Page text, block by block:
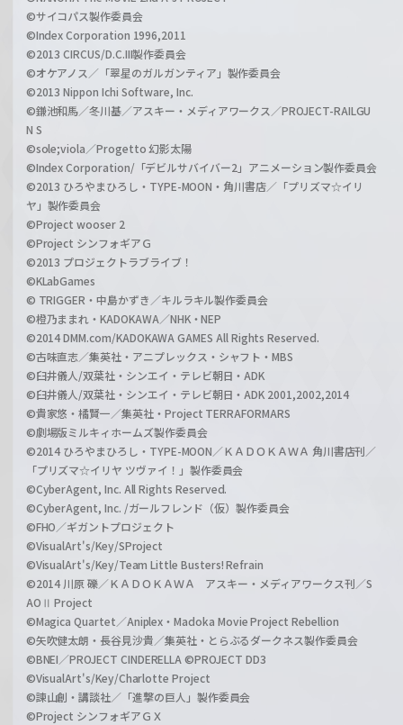
©サイコパス製作委員会
©Index Corporation 1996,2011
©2013 CIRCUS/D.C.III製作委員会
©オケアノス／「翠星のガルガンティア」製作委員会
©2013 Nippon Ichi Software, Inc.
©鎌池和馬／冬川基／アスキー・メディアワークス／PROJECT-RAILGU
N S
©sole;viola／Progetto 幻影太陽
©Index Corporation/「デビルサバイバー2」アニメーション製作委員会
©2013 ひろやまひろし・TYPE-MOON・角川書店／「プリズマ☆イリ
ヤ」製作委員会
©Project wooser 2
©Project シンフォギアＧ
©2013 プロジェクトラブライブ！
©KLabGames
© TRIGGER・中島かずき／キルラキル製作委員会
©橙乃ままれ・KADOKAWA／NHK・NEP
©2014 DMM.com/KADOKAWA GAMES All Rights Reserved.
©古味直志／集英社・アニプレックス・シャフト・MBS
©臼井儀人/双葉社・シンエイ・テレビ朝日・ADK
©臼井儀人/双葉社・シンエイ・テレビ朝日・ADK 2001,2002,2014
©貴家悠・橘賢一／集英社・Project TERRAFORMARS
©劇場版ミルキィホームズ製作委員会
©2014 ひろやまひろし・TYPE-MOON／ＫＡＤＯＫＡＷＡ 角川書店刊／
「プリズマ☆イリヤ ツヴァイ！」製作委員会
©CyberAgent, Inc. All Rights Reserved.
©CyberAgent, Inc. /ガールフレンド（仮）製作委員会
©FHO／ギガントプロジェクト
©VisualArt's/Key/SProject
©VisualArt's/Key/Team Little Busters! Refrain
©2014 川原 礫／ＫＡＤＯＫＡＷＡ アスキー・メディアワークス刊／S
AOⅡ Project
©Magica Quartet／Aniplex・Madoka Movie Project Rebellion
©矢吹健太朗・長谷見沙貴／集英社・とらぶるダークネス製作委員会
©BNEI／PROJECT CINDERELLA ©PROJECT DD3
©VisualArt's/Key/Charlotte Project
©諫山創・講談社／「進撃の巨人」製作委員会
©Project シンフォギアＧＸ